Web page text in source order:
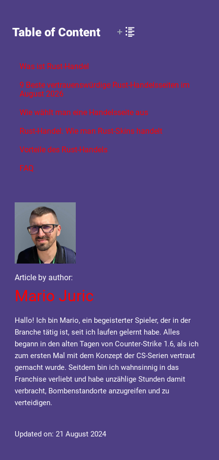
Table of Content
Was ist Rust-Handel
9 Beste vertrauenswürdige Rust-Handelsseiten im
August 2026
Wie wählt man eine Handelsseite aus
Rust-Handel: Wie man Rust-Skins handelt
Vorteile des Rust-Handels
FAQ
Article by author:
Mario Juric
Hallo! Ich bin Mario, ein begeisterter Spieler, der in der
Branche tätig ist, seit ich laufen gelernt habe. Alles
begann in den alten Tagen von Counter-Strike 1.6, als ich
zum ersten Mal mit dem Konzept der CS-Serien vertraut
gemacht wurde. Seitdem bin ich wahnsinnig in das
Franchise verliebt und habe unzählige Stunden damit
verbracht, Bombenstandorte anzugreifen und zu
verteidigen.
Updated on: 21 August 2024